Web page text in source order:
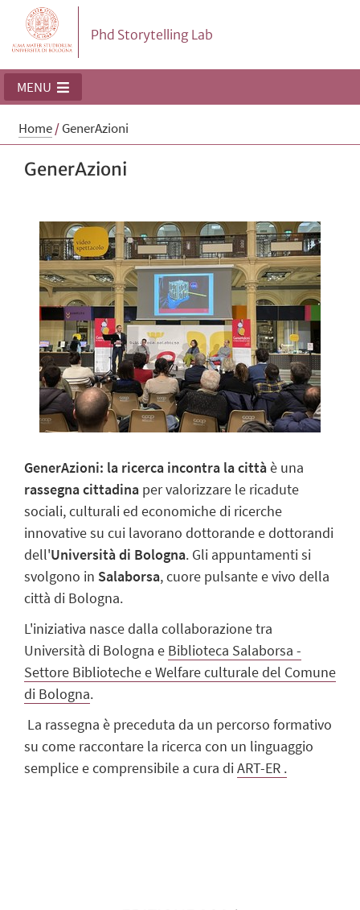
Phd Storytelling Lab
MENU
Home/GenerAzioni
GenerAzioni
GenerAzioni: la ricerca incontra la cittàè una
rassegna cittadina per valorizzare le ricadute
sociali, culturali ed economiche di ricerche
innovative su cui lavorano dottorande e dottorandi
dell'Università di Bologna. Gli appuntamenti si
svolgono in Salaborsa, cuore pulsante e vivo della
città di Bologna.
L'iniziativa nasce dalla collaborazione tra
Università di Bologna e Biblioteca Salaborsa -
Settore Biblioteche e Welfare culturale del Comune
di Bologna.
La rassegna è preceduta da un percorso formativo
su come raccontare la ricerca con un linguaggio
semplice e comprensibile a cura diART-ER .